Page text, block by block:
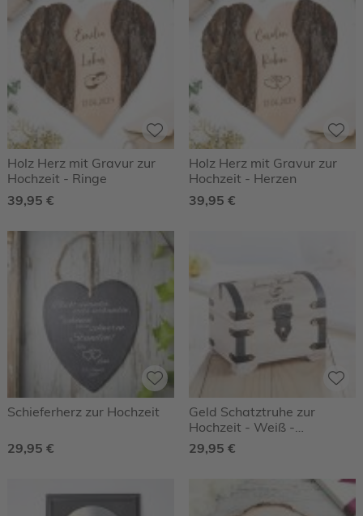
Holz Herz mit Gravur zur
Hochzeit - Ringe
39,95 €
Holz Herz mit Gravur zur
Hochzeit - Herzen
39,95 €
Schieferherz zur Hochzeit
29,95 €
Geld Schatztruhe zur
Hochzeit - Weiß -
Personalisiert
29,95 €